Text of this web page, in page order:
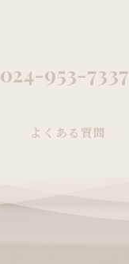
024-953-7337
よくある質問